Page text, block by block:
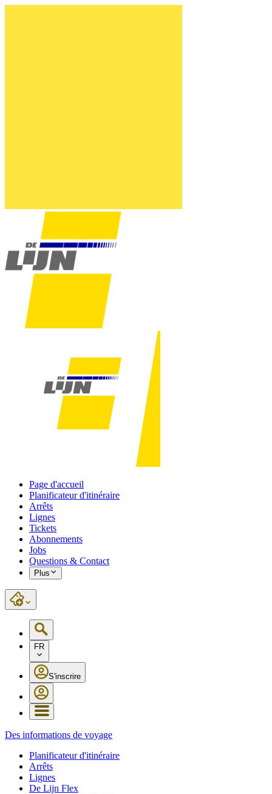
Page d'accueil
Planificateur d'itinéraire
Arrêts
Lignes
Tickets
Abonnements
Jobs
Questions & Contact
Plus
FR
S'inscrire
Des informations de voyage
Planificateur d'itinéraire
Arrêts
Lignes
De Lijn Flex